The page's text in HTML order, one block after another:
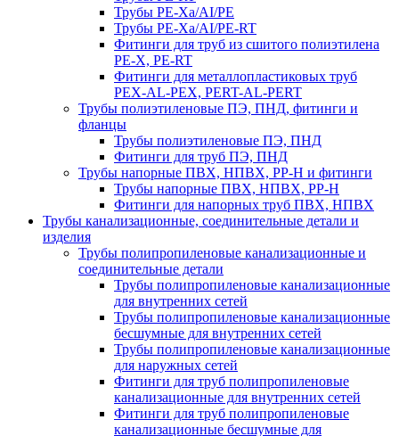
Трубы PE-Xa/AI/PE
Трубы PE-Xa/AI/PE-RT
Фитинги для труб из сшитого полиэтилена
PE-X, PE-RT
Фитинги для металлопластиковых труб
PEX-AL-PEX, PERT-AL-PERT
Трубы полиэтиленовые ПЭ, ПНД, фитинги и
фланцы
Трубы полиэтиленовые ПЭ, ПНД
Фитинги для труб ПЭ, ПНД
Трубы напорные ПВХ, НПВХ, PP-H и фитинги
Трубы напорные ПВХ, НПВХ, PP-H
Фитинги для напорных труб ПВХ, НПВХ
Трубы канализационные, соединительные детали и
изделия
Трубы полипропиленовые канализационные и
соединительные детали
Трубы полипропиленовые канализационные
для внутренних сетей
Трубы полипропиленовые канализационные
бесшумные для внутренних сетей
Трубы полипропиленовые канализационные
для наружных сетей
Фитинги для труб полипропиленовые
канализационные для внутренних сетей
Фитинги для труб полипропиленовые
канализационные бесшумные для